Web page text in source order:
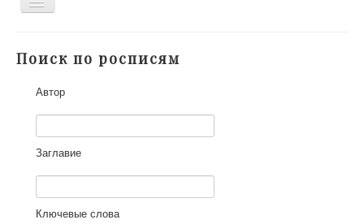
Toggle
Участники
Научная работа
Как работать с сайтом
Контакты
Поиск по росписям
Автор
Заглавие
Ключевые слова